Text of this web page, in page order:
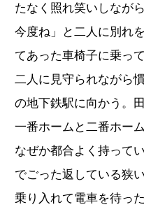
たなく照れ笑いしなが
今度ね」と二人に別れ
てあった車椅子に乗っ
二人に見守られながら
の地下鉄駅に向かう。
一番ホームと二番ホー
なぜか都合よく持って
でごった返している狭
乗り入れて電車を待った